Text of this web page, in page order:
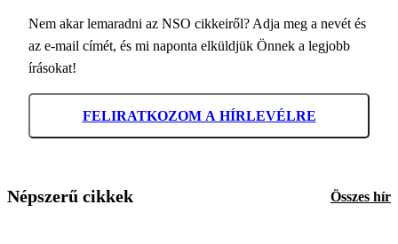
Nem akar lemaradni az NSO cikkeiről? Adja meg a nevét és
az e-mail címét, és mi naponta elküldjük Önnek a legjobb
írásokat!
FELIRATKOZOM A HÍRLEVÉLRE
Népszerű cikkek Összes hír